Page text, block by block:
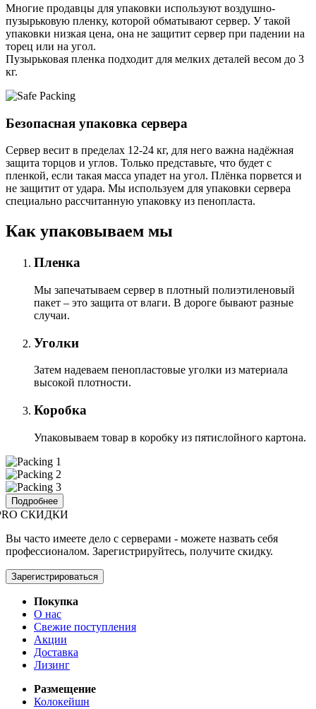
Многие продавцы для упаковки используют воздушно-
пузырьковую пленку, которой обматывают сервер. У такой
упаковки низкая цена, она не защитит сервер при падении на
торец или на угол.
Пузырьковая пленка подходит для мелких деталей весом до 3
кг.
Безопасная упаковка сервера
Сервер весит в пределах 12-24 кг, для него важна надёжная
защита торцов и углов. Только представьте, что будет с
пленкой, если такая масса упадет на угол. Плёнка порвется и
не защитит от удара. Мы используем для упаковки сервера
специально расcчитанную упаковку из пенопласта.
Как упаковываем мы
Пленка
Мы запечатываем сервер в плотный полиэтиленовый
пакет – это защита от влаги. В дороге бывают разные
случаи.
Уголки
Затем надеваем пенопластовые уголки из материала
высокой плотности.
Коробка
Упаковываем товар в коробку из пятислойного картона.
Подробнее
СКИДКИ
Вы часто имеете дело с серверами - можете назвать себя
профессионалом. Зарегистрируйтесь, получите скидку.
Зарегистрироваться
Покупка
О нас
Свежие поступления
Акции
Доставка
Лизинг
Размещение
Колокейшн